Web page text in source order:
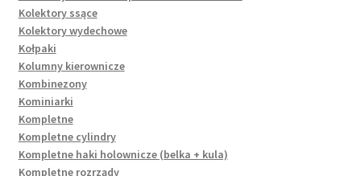
Kolektory ssące
Kolektory wydechowe
Kołpaki
Kolumny kierownicze
Kombinezony
Kominiarki
Kompletne
Kompletne cylindry
Kompletne haki holownicze (belka + kula)
Kompletne rozrządy